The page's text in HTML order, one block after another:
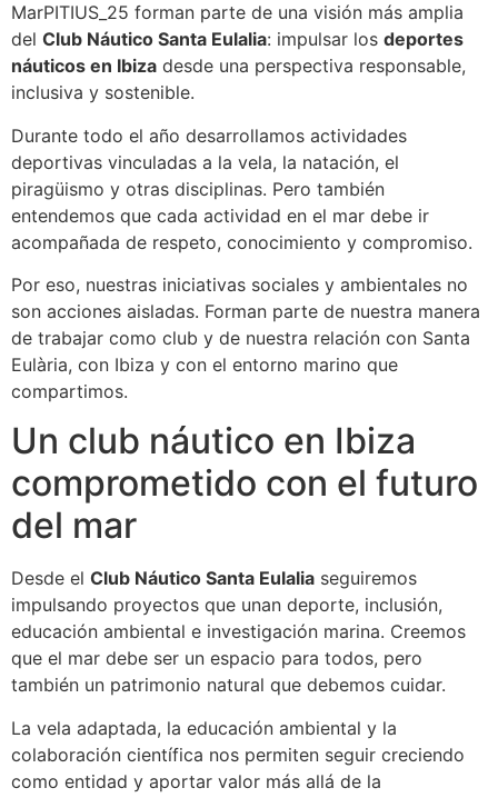
MarPITIUS_25 forman parte de una visión más amplia
del Club Náutico Santa Eulalia: impulsar los deportes
náuticos en Ibiza desde una perspectiva responsable,
inclusiva y sostenible.
Durante todo el año desarrollamos actividades
deportivas vinculadas a la vela, la natación, el
piragüismo y otras disciplinas. Pero también
entendemos que cada actividad en el mar debe ir
acompañada de respeto, conocimiento y compromiso.
Por eso, nuestras iniciativas sociales y ambientales no
son acciones aisladas. Forman parte de nuestra manera
de trabajar como club y de nuestra relación con Santa
Eulària, con Ibiza y con el entorno marino que
compartimos.
Un club náutico en Ibiza
comprometido con el futuro
del mar
Desde el Club Náutico Santa Eulalia seguiremos
impulsando proyectos que unan deporte, inclusión,
educación ambiental e investigación marina. Creemos
que el mar debe ser un espacio para todos, pero
también un patrimonio natural que debemos cuidar.
La vela adaptada, la educación ambiental y la
colaboración científica nos permiten seguir creciendo
como entidad y aportar valor más allá de la